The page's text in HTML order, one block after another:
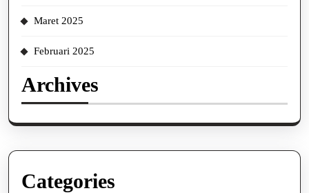
Maret 2025
Februari 2025
Archives
Categories